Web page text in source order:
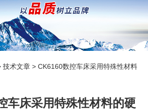
技术文章 >CK6160数控车床采用特殊性材料
车床采用特殊性材料的硬